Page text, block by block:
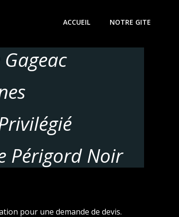
ACCUEIL NOTRE GITE
Périgord Noir
pour une demande de devis.